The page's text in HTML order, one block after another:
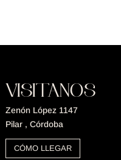
VISITANOS
Zenón López 1147
Pilar , Córdoba
CÓMO LLEGAR